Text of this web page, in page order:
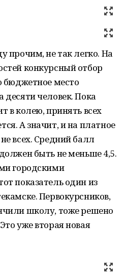
прочим, не так легко. На
конкурсный отбор
бюджетное место
десяти человек. Пока
в колею, принять всех
А значит, и на платное
всех. Средний балл
быть не меньше 4,5.
городскими
показатель один из
Первокурсников,
школу, тоже решено
уже вторая новая